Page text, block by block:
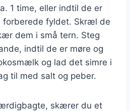
1 time, eller indtil de er
forberede fyldet. Skræl de
dem i små tern. Steg
indtil de er møre og
og lad det simre i
til med salt og peber.
skærer du et